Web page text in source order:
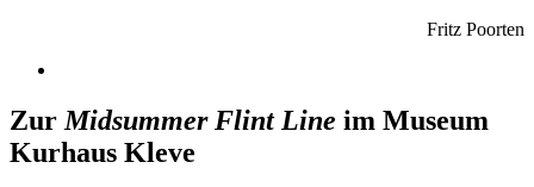
Fritz Poorten
Zur Midsummer Flint Line im Museum
Kurhaus Kleve